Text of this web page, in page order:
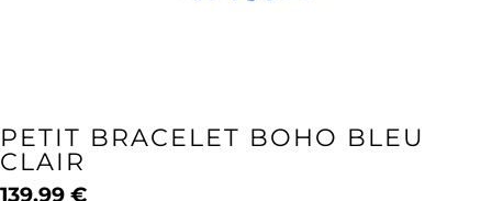
PETIT BRACELET BOHO BLEU
CLAIR
139,99 €